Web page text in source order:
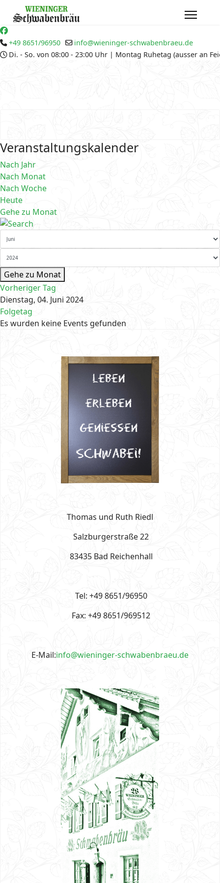
+49 8651/96950
info@wieninger-schwabenbraeu.de
Di. - So. von 08:00 - 23:00 Uhr | Montag Ruhetag (ausser an
Veranstaltungskalender
Nach Jahr
Nach Monat
Nach Woche
Heute
Gehe zu Monat
Gehe zu Monat
Vorheriger Tag
Dienstag, 04. Juni 2024
Folgetag
Es wurden keine Events gefunden
Thomas und Ruth Riedl
Salzburgerstraße 22
83435 Bad Reichenhall
Tel: +49 8651/96950
Fax: +49 8651/969512
E-Mail:info@wieninger-schwabenbraeu.de